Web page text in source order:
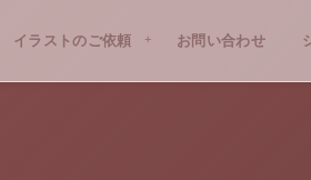
イラストのご依頼 お問い合わせ